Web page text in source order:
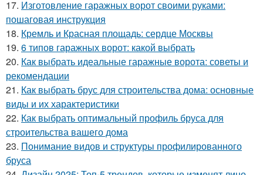
17. Изготовление гаражных ворот своими руками:
пошаговая инструкция
18. Кремль и Красная площадь: сердце Москвы
19. 6 типов гаражных ворот: какой выбрать
20. Как выбрать идеальные гаражные ворота: советы и
рекомендации
21. Как выбрать брус для строительства дома: основные
виды и их характеристики
22. Как выбрать оптимальный профиль бруса для
строительства вашего дома
23. Понимание видов и структуры профилированного
бруса